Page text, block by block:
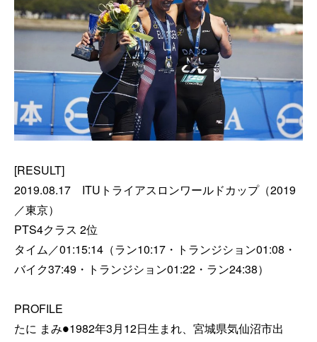
[RESULT]
2019.08.17 ITUトライアスロンワールドカップ（2019
／東京）
PTS4クラス 2位
タイム／01:15:14（ラン10:17・トランジション01:08・
バイク37:49・トランジション01:22・ラン24:38）
PROFILE
たに まみ●1982年3月12日生まれ、宮城県気仙沼市出